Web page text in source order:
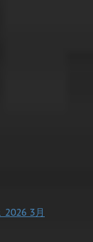
3月